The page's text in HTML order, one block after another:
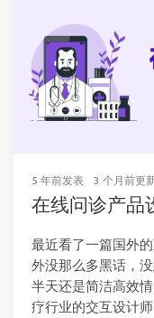
5 年前发表 3 个月前更
在线问诊产品
最近看了一篇国外
外没那么多黑话，
半天还是简洁高效
疗行业的交互设计